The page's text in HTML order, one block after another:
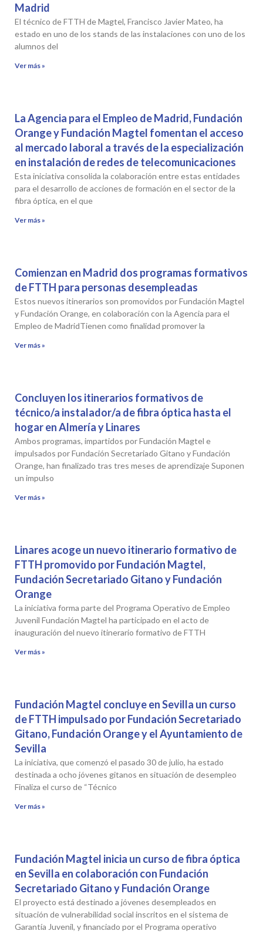
Madrid
El técnico de FTTH de Magtel, Francisco Javier Mateo, ha
estado en uno de los stands de las instalaciones con uno de los
alumnos del
Ver más »
La Agencia para el Empleo de Madrid, Fundación
Orange y Fundación Magtel fomentan el acceso
al mercado laboral a través de la especialización
en instalación de redes de telecomunicaciones
Esta iniciativa consolida la colaboración entre estas entidades
para el desarrollo de acciones de formación en el sector de la
fibra óptica, en el que
Ver más »
Comienzan en Madrid dos programas formativos
de FTTH para personas desempleadas
Estos nuevos itinerarios son promovidos por Fundación Magtel
y Fundación Orange, en colaboración con la Agencia para el
Empleo de MadridTienen como finalidad promover la
Ver más »
Concluyen los itinerarios formativos de
técnico/a instalador/a de fibra óptica hasta el
hogar en Almería y Linares
Ambos programas, impartidos por Fundación Magtel e
impulsados por Fundación Secretariado Gitano y Fundación
Orange, han finalizado tras tres meses de aprendizaje Suponen
un impulso
Ver más »
Linares acoge un nuevo itinerario formativo de
FTTH promovido por Fundación Magtel,
Fundación Secretariado Gitano y Fundación
Orange
La iniciativa forma parte del Programa Operativo de Empleo
Juvenil Fundación Magtel ha participado en el acto de
inauguración del nuevo itinerario formativo de FTTH
Ver más »
Fundación Magtel concluye en Sevilla un curso
de FTTH impulsado por Fundación Secretariado
Gitano, Fundación Orange y el Ayuntamiento de
Sevilla
La iniciativa, que comenzó el pasado 30 de julio, ha estado
destinada a ocho jóvenes gitanos en situación de desempleo
Finaliza el curso de “Técnico
Ver más »
Fundación Magtel inicia un curso de fibra óptica
en Sevilla en colaboración con Fundación
Secretariado Gitano y Fundación Orange
El proyecto está destinado a jóvenes desempleados en
situación de vulnerabilidad social inscritos en el sistema de
Garantía Juvenil, y financiado por el Programa operativo